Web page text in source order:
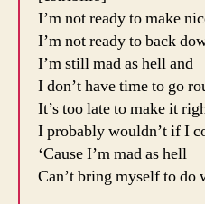
I’m not ready to make
I’m not ready to back
I’m still mad as hell and
I don’t have time to go
It’s too late to make it
I probably wouldn’t if I
‘Cause I’m mad as hell
Can’t bring myself to